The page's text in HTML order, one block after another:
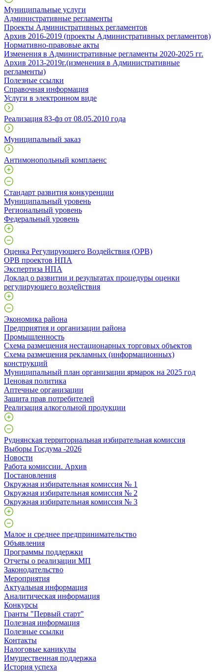
Муниципальные услуги
Административные регламенты
Проекты Административных регламентов
Архив 2016-2019 (проекты Административных регламентов)
Нормативно-правовые акты
Изменения в Административные регламенты 2020-2025 гг.
Архив 2013-2019г.(изменения в Административные
регламенты)
Полезные ссылки
Справочная информация
Услуги в электронном виде
Реализация 83-фз от 08.05.2010 года
Муниципальный заказ
Антимонопольный комплаенс
Стандарт развития конкуренции
Муниципальный уровень
Региональный уровень
Федеральный уровень
Оценка Регулирующего Воздействия (ОРВ)
ОРВ проектов НПА
Экспертиза НПА
Доклад о развитии и результатах процедуры оценки
регулирующего воздействия
Экономика района
Предприятия и организации района
Промышленность
Схема размещения нестационарных торговых объектов
Схема размещения рекламных (информационных)
конструкций
Муниципальный план организации ярмарок на 2025 год
Ценовая политика
Аптечные организации
Защита прав потребителей
Реализация алкогольной продукции
Руднянская территориальная избирательная комиссия
Выборы Госдума -2026
Новости
Работа комиссии. Архив
Постановления
Окружная избирательная комиссия № 1
Окружная избирательная комиссия № 2
Окружная избирательная комиссия № 3
Малое и среднее предпринимательство
Объявления
Программы поддержки
Отчеты о реализации МП
Законодательство
Мероприятия
Актуальная информация
Аналитическая информация
Конкурсы
Гранты "Первый старт"
Полезная информация
Полезные ссылки
Контакты
Налоговые каникулы
Имущественная поддержка
История успеха